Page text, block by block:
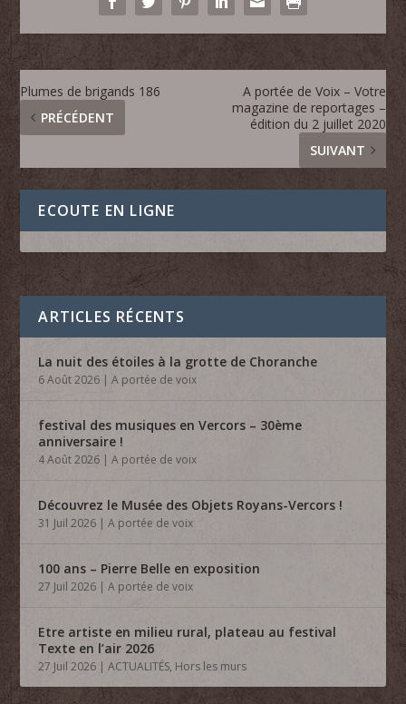
Plumes de brigands 186
PRÉCÉDENT
A portée de Voix – Votre
magazine de reportages –
édition du 2 juillet 2020
SUIVANT
ECOUTE EN LIGNE
ARTICLES RÉCENTS
La nuit des étoiles à la grotte de Choranche
6 Août 2026 |A portée de voix
festival des musiques en Vercors – 30ème
anniversaire !
4 Août 2026 |A portée de voix
Découvrez le Musée des Objets Royans-Vercors !
31 Juil 2026 |A portée de voix
100 ans – Pierre Belle en exposition
27 Juil 2026 |A portée de voix
Etre artiste en milieu rural, plateau au festival
Texte en l’air 2026
27 Juil 2026 |ACTUALITÉS, Hors les murs